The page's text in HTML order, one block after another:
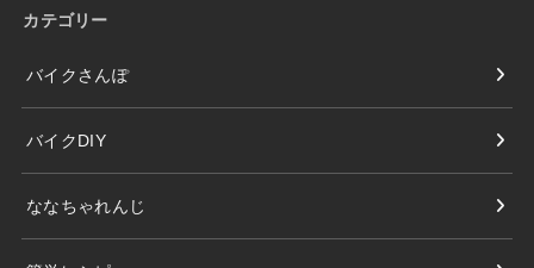
カテゴリー
バイクさんぽ
バイクDIY
ななちゃれんじ